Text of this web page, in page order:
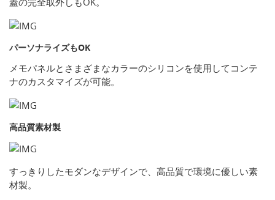
パーソナライズもOK
メモパネルとさまざまなカラーのシリコンを使用してコンテ
ナのカスタマイズが可能。
高品質素材製
すっきりしたモダンなデザインで、高品質で環境に優しい素
材製。